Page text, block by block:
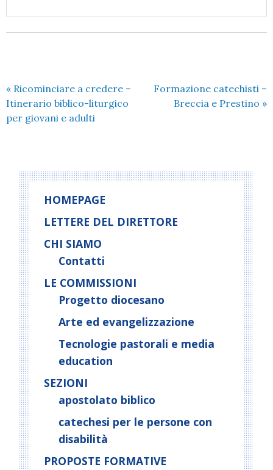
« Ricominciare a credere –
Itinerario biblico-liturgico
per giovani e adulti
Formazione catechisti –
Breccia e Prestino »
HOMEPAGE
LETTERE DEL DIRETTORE
CHI SIAMO
Contatti
LE COMMISSIONI
Progetto diocesano
Arte ed evangelizzazione
Tecnologie pastorali e media
education
SEZIONI
apostolato biblico
catechesi per le persone con
disabilità
PROPOSTE FORMATIVE